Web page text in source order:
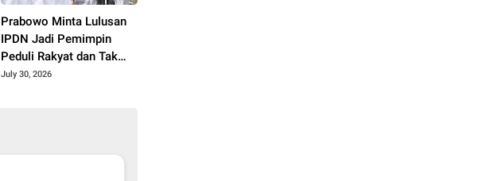
Prabowo Minta Lulusan
IPDN Jadi Pemimpin
Peduli Rakyat dan Tak
Korup
July 30, 2026